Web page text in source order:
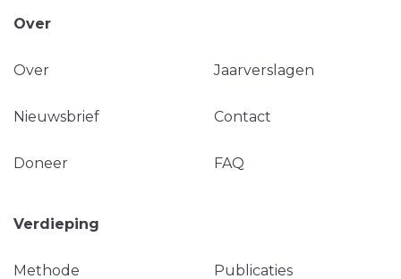
Over
Over Jaarverslagen
Nieuwsbrief Contact
Doneer FAQ
Verdieping
Methode Publicaties